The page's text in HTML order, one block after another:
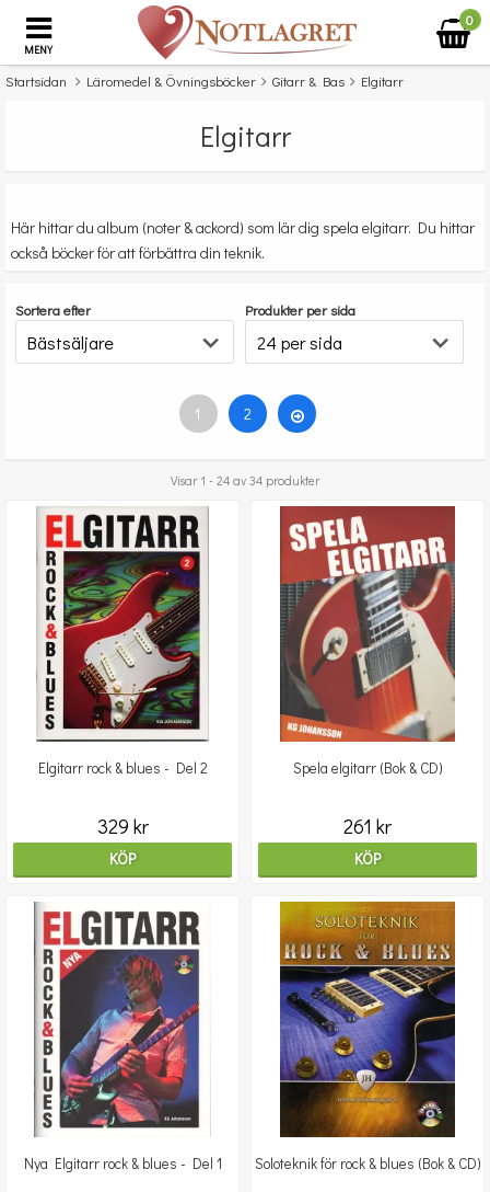
MENY
0
Startsidan Läromedel & Övningsböcker Gitarr & Bas Elgitarr
Elgitarr
Här hittar du album (noter & ackord) som lär dig spela elgitarr. Du hittar
också böcker för att förbättra din teknik.
Sortera efter Produkter per sida
1 2
Visar 1 - 24 av 34 produkter
Elgitarr rock & blues - Del 2
329 kr
KÖP
Spela elgitarr (Bok & CD)
261 kr
KÖP
Nya Elgitarr rock & blues - Del 1 Soloteknik för rock & blues (Bok & CD)